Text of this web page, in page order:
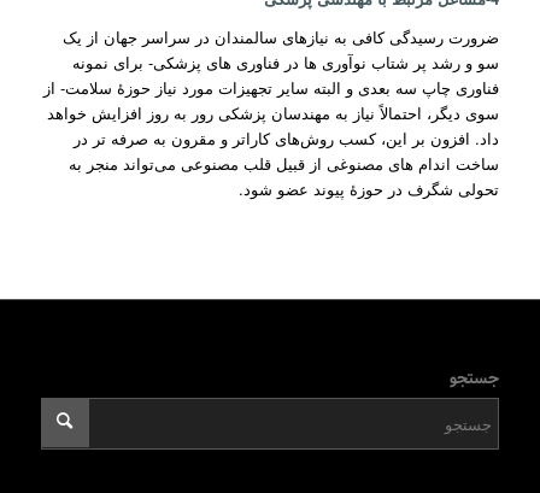
ضرورت رسیدگی کافی به نیازهای سالمندان در سراسر جهان از یک
سو و رشد پر شتاب نوآوری ها در فناوری های پزشکی- برای نمونه
فناوری چاپ سه بعدی و البته سایر تجهیزات مورد نیاز حوزۀ سلامت- از
سوی دیگر، احتمالاً نیاز به مهندسان پزشکی رور به روز افزایش خواهد
داد. افزون بر این، کسب روش‌های کاراتر و مقرون به صرفه تر در
ساخت اندام های مصنوغی از قبیل قلب مصنوعی می‌تواند منجر به
تحولی شگرف در حوزۀ پیوند عضو شود.
جستجو